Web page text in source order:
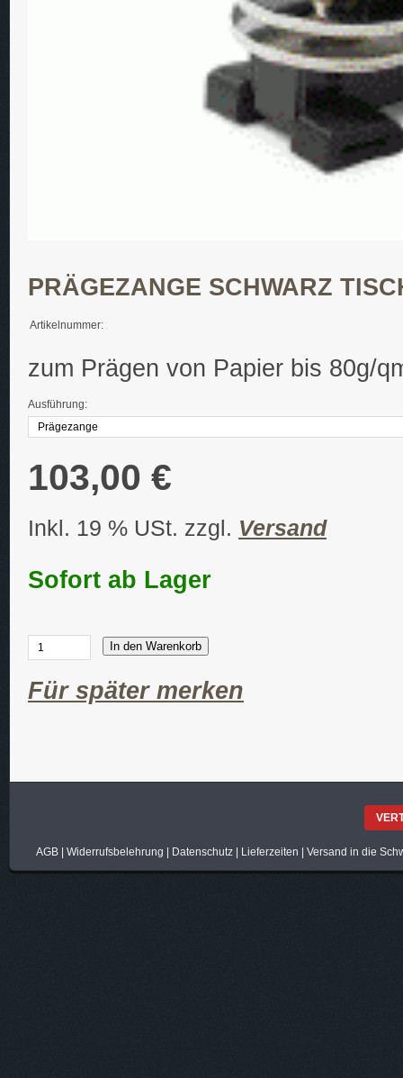
PRÄGEZANGE SCHWARZ
Artikelnummer:
zum Prägen von Papier bis 80g/
Ausführung:
103,00 €
Inkl. 19 % USt. zzgl. Versand
Sofort ab Lager
In den Warenkorb
Für später merken
AGB| Widerrufsbelehrung Datenschutz| Lieferzeiten Versand in die